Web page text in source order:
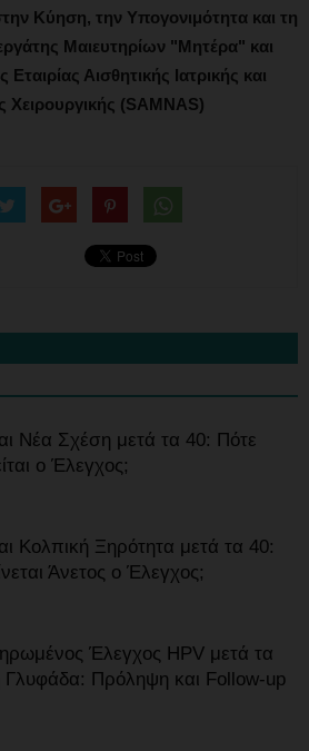
Κύηση, την Υπογονιμότητα και τη
Μαιευτηρίων "Μητέρα" και
Αισθητικής Ιατρικής και
Χειρουργικής (SAMNAS)
Νέα Σχέση μετά τα 40: Πότε
ο Έλεγχος;
Κολπική Ξηρότητα μετά τα 40:
Άνετος ο Έλεγχος;
Έλεγχος HPV μετά τα
Γλυφάδα: Πρόληψη και Follow-up